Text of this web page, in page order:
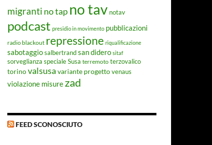
migranti no tap no tav notav
podcast presidio in movimento pubblicazioni
radio blackout repressione riqualificazione
sabotaggiosalbertrandsan didero sitaf
sorveglianza speciale Susa terremoto terzovalico
torinovalsusa variante progettovenaus
violazione misure zad
FEED SCONOSCIUTO